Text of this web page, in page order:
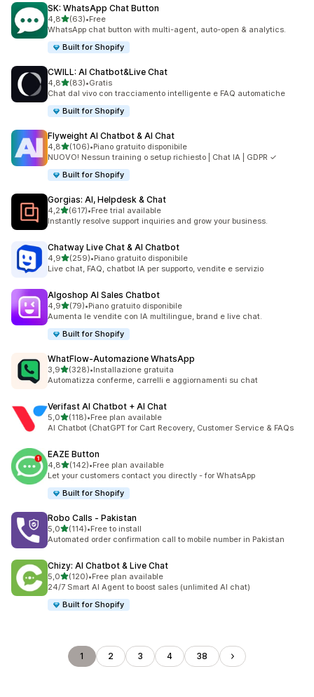
SK: WhatsApp Chat Button
4,8stelle su 5
(63)
63 recensioni totali
•Free
WhatsApp chat button with multi-agent, auto-open & analytics.
Built for Shopify
CWILL: AI Chatbot&Live Chat
4,8stelle su 5
(83)
83 recensioni totali
•Gratis
Chat dal vivo con tracciamento intelligente e FAQ automatiche
Built for Shopify
Flyweight AI Chatbot & AI Chat
4,8stelle su 5
(106)
106 recensioni totali
•Piano gratuito disponibile
NUOVO! Nessun training o setup richiesto | Chat IA | GDPR ✓
Built for Shopify
Gorgias: AI, Helpdesk & Chat
4,2stelle su 5
(617)
617 recensioni totali
•Free trial available
Instantly resolve support inquiries and grow your business.
Chatway Live Chat & AI Chatbot
4,9stelle su 5
(259)
259 recensioni totali
•Piano gratuito disponibile
Live chat, FAQ, chatbot IA per supporto, vendite e servizio
Algoshop AI Sales Chatbot
4,9stelle su 5
(79)
79 recensioni totali
•Piano gratuito disponibile
Aumenta le vendite con IA multilingue, brand e live chat.
Built for Shopify
WhatFlow‑Automazione WhatsApp
3,9stelle su 5
(328)
328 recensioni totali
•Installazione gratuita
Automatizza conferme, carrelli e aggiornamenti su chat
Verifast AI Chatbot + AI Chat
5,0stelle su 5
(118)
118 recensioni totali
•Free plan available
AI Chatbot (ChatGPT for Cart Recovery, Customer Service & FAQs
EAZE Button
4,8stelle su 5
(142)
142 recensioni totali
•Free plan available
Let your customers contact you directly - for WhatsApp
Built for Shopify
Robo Calls ‑ Pakistan
5,0stelle su 5
(114)
114 recensioni totali
•Free to install
Automated order confirmation call to mobile number in Pakistan
Chizy: AI Chatbot & Live Chat
5,0stelle su 5
(120)
120 recensioni totali
•Free plan available
24/7 Smart AI Agent to boost sales (unlimited AI chat)
Built for Shopify
1 2 3 4 38